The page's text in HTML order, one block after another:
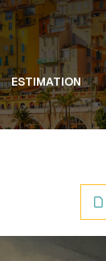
ESTIMATION